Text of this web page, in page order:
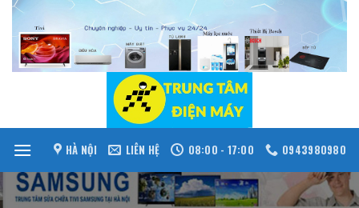
Skip
content
HÀ NỘI LIÊN HỆ 08:00 - 17:00 0943980980